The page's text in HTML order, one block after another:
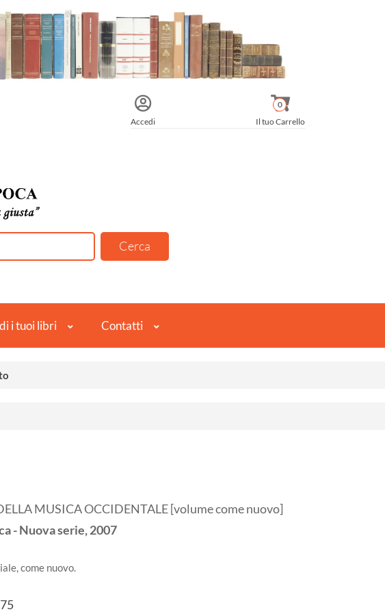
Accedi Il tuo Carrello
0
i tuoi libri Contatti
MUSICA OCCIDENTALE [volume come nuovo]
- Nuova serie,2007
come nuovo.